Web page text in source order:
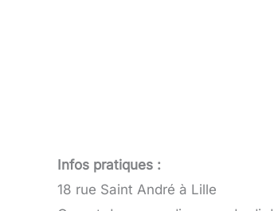
Infos pratiques :
18 rue Saint André à Lille